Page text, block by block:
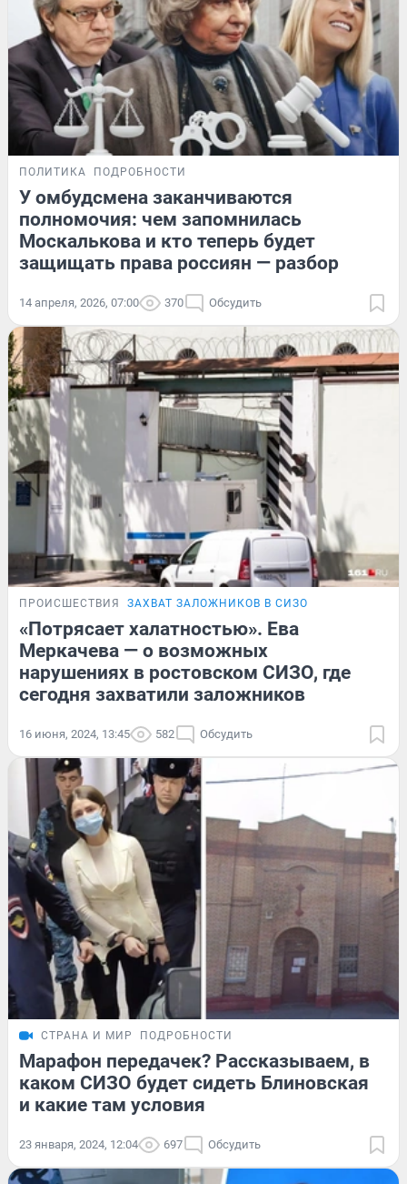
ПОЛИТИКА ПОДРОБНОСТИ
У омбудсмена заканчиваются
полномочия: чем запомнилась
Москалькова и кто теперь будет
защищать права россиян — разбор
14 апреля, 2026, 07:00 370 Обсудить
ПРОИСШЕСТВИЯ ЗАХВАТ ЗАЛОЖНИКОВ В СИЗО
«Потрясает халатностью». Ева
Меркачева — о возможных
нарушениях в ростовском СИЗО, где
сегодня захватили заложников
16 июня, 2024, 13:45 582 Обсудить
СТРАНА И МИР ПОДРОБНОСТИ
Марафон передачек? Рассказываем, в
каком СИЗО будет сидеть Блиновская
и какие там условия
23 января, 2024, 12:04 697 Обсудить